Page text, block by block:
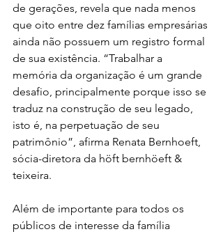
de gerações, revela que nada menos
que oito entre dez famílias empresárias
ainda não possuem um registro formal
de sua existência. “Trabalhar a
memória da organização é um grande
desafio, principalmente porque isso se
traduz na construção de seu legado,
isto é, na perpetuação de seu
patrimônio”, afirma Renata Bernhoeft,
sócia-diretora da höft bernhöeft &
teixeira.
Além de importante para todos os
públicos de interesse da família